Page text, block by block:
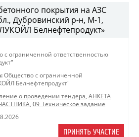
покрытия на АЗС
Дубровинский р-н, М-1,
Белнефтепродукт»
с ограниченной ответственностью
Общество с ограниченной
Белнефтепродукт"
о проведении тендера, АНКЕТА
, 09_Техническое задание
ПРИНЯТЬ УЧАСТИЕ